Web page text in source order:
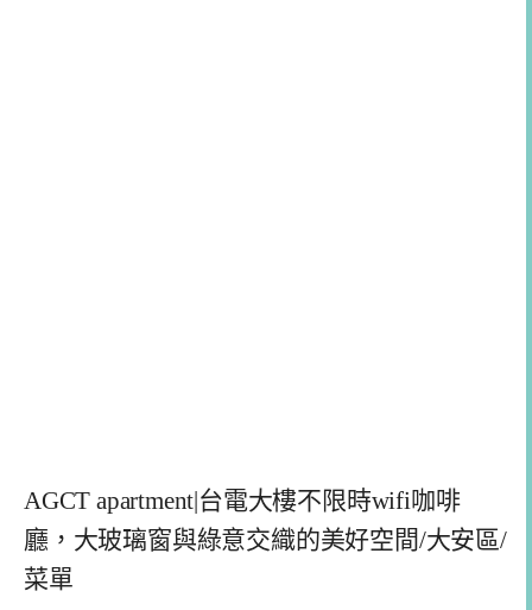
AGCT apartment|台電大樓不限時wifi咖啡
廳，大玻璃窗與綠意交織的美好空間/大安區/
菜單